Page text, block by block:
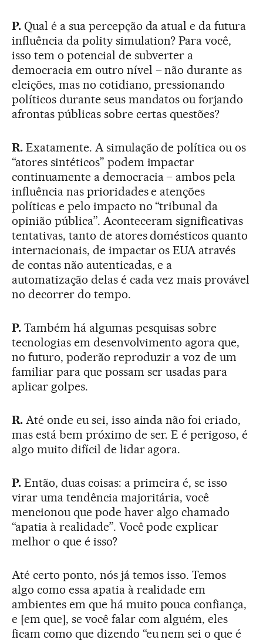
P.Qual é a sua percepção da atual e da futura
influência da polity simulation? Para você,
isso tem o potencial de subverter a
democracia em outro nível – não durante as
eleições, mas no cotidiano, pressionando
políticos durante seus mandatos ou forjando
afrontas públicas sobre certas questões?
R.Exatamente. A simulação de política ou os
“atores sintéticos” podem impactar
continuamente a democracia – ambos pela
influência nas prioridades e atenções
políticas e pelo impacto no “tribunal da
opinião pública”. Aconteceram significativas
tentativas, tanto de atores domésticos quanto
internacionais, de impactar os EUA através
de contas não autenticadas, e a
automatização delas é cada vez mais provável
no decorrer do tempo.
P.Também há algumas pesquisas sobre
tecnologias em desenvolvimento agora que,
no futuro, poderão reproduzir a voz de um
familiar para que possam ser usadas para
aplicar golpes.
R.Até onde eu sei, isso ainda não foi criado,
mas está bem próximo de ser. E é perigoso, é
algo muito difícil de lidar agora.
P.Então, duas coisas: a primeira é, se isso
virar uma tendência majoritária, você
mencionou que pode haver algo chamado
“apatia à realidade”. Você pode explicar
melhor o que é isso?
Até certo ponto, nós já temos isso. Temos
algo como essa apatia à realidade em
ambientes em que há muito pouca confiança,
e [em que], se você falar com alguém, eles
ficam como que dizendo “eu nem sei o que é